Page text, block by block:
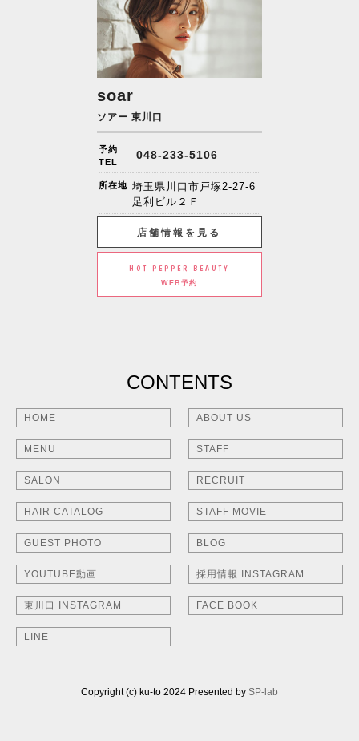
soar
ソアー 東川口
予約
TEL
048-233-5106
所在地 埼玉県川口市戸塚2-27-6
足利ビル２Ｆ
店舗情報を見る
HOT PEPPER BEAUTY
WEB予約
CONTENTS
HOME ABOUT US
MENU STAFF
SALON RECRUIT
HAIR CATALOG STAFF MOVIE
GUEST PHOTO BLOG
YOUTUBE動画 採用情報 INSTAGRAM
東川口 INSTAGRAM FACE BOOK
LINE
Copyright (c) ku-to 2024 Presented by SP-lab